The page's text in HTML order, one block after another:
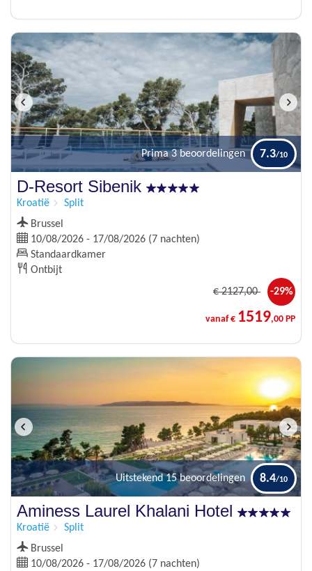
Prima 3 beoordelingen 7.3
D-Resort Sibenik
Kroatië
Split
Brussel
10/08/2026 - 17/08/2026 (7 nachten)
Standaardkamer
Ontbijt
€2127,00 -29%
vanaf € 1519,00 PP
Uitstekend 15 beoordelingen 8.4
Aminess Laurel Khalani Hotel
Kroatië
Split
Brussel
10/08/2026 - 17/08/2026 (7 nachten)